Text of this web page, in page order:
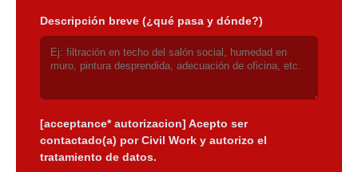
Descripción breve (¿qué pasa y dónde?)
[acceptance* autorizacion] Acepto ser
contactado(a) por Civil Work y autorizo el
tratamiento de datos.